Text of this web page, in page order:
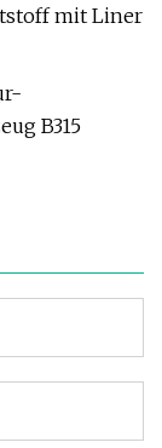
mit Liner
B315